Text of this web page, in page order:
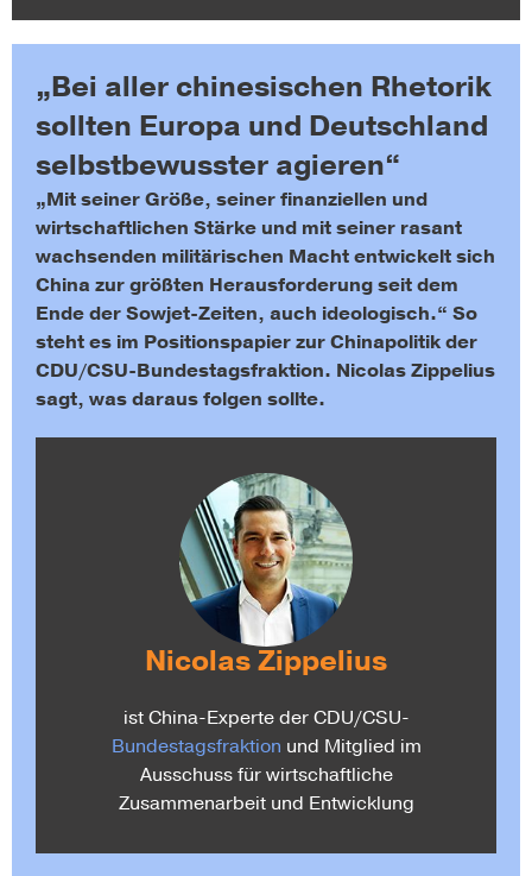
„Bei aller chinesischen Rhetorik
sollten Europa und Deutschland
selbstbewusster agieren“
„Mit seiner Größe, seiner finanziellen und
wirtschaftlichen Stärke und mit seiner rasant
wachsenden militärischen Macht entwickelt sich
China zur größten Herausforderung seit dem
Ende der Sowjet-Zeiten, auch ideologisch.“ So
steht es im Positionspapier zur Chinapolitik der
CDU/CSU-Bundestagsfraktion. Nicolas Zippelius
sagt, was daraus folgen sollte.
Nicolas Zippelius
ist China-Experte der CDU/CSU-
Bundestagsfraktion und Mitglied im
Ausschuss für wirtschaftliche
Zusammenarbeit und Entwicklung